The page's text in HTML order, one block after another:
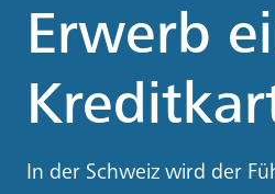
Erwerb
In der Schweiz wird der